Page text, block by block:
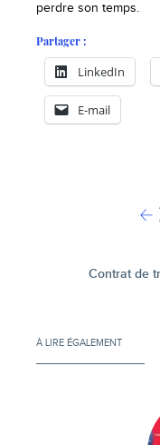
perdre son temps.
Partager :
LinkedIn
E-mail
Contrat de
À LIRE ÉGALEMENT